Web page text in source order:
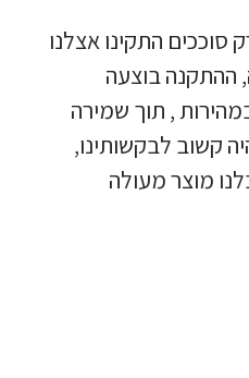
התקינו אצלנו
ההתקנה בוצעה
, תוך שמירה
קשוב לבקשותינו,
מוצר מעולה